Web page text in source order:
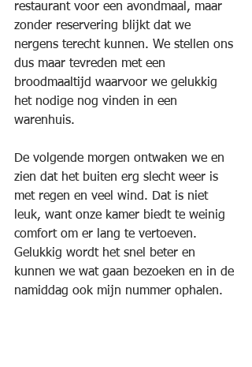
restaurant voor een avondmaal, maar
zonder reservering blijkt dat we
nergens terecht kunnen. We stellen ons
dus maar tevreden met een
broodmaaltijd waarvoor we gelukkig
het nodige nog vinden in een
warenhuis.
De volgende morgen ontwaken we en
zien dat het buiten erg slecht weer is
met regen en veel wind. Dat is niet
leuk, want onze kamer biedt te weinig
comfort om er lang te vertoeven.
Gelukkig wordt het snel beter en
kunnen we wat gaan bezoeken en in de
namiddag ook mijn nummer ophalen.